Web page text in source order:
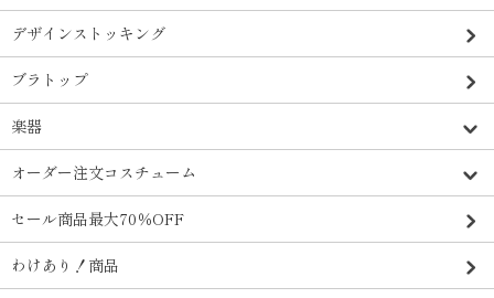
デザインストッキング
ブラトップ
楽器
オーダー注文コスチューム
セール商品最大70％OFF
わけあり！商品